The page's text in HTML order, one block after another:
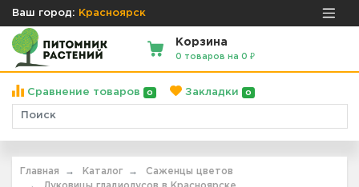
Ваш город: Красноярск
Корзина
0 товаров на 0 ₽
Сравнение товаров 0 Закладки 0
Главная Каталог
Саженцы цветов